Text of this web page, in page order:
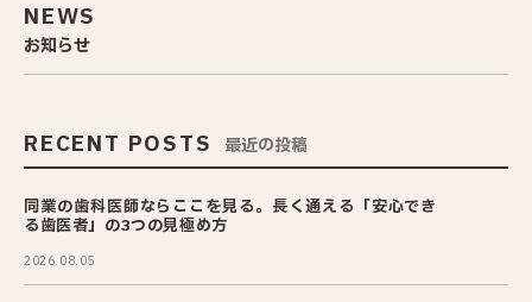
NEWS
お知らせ
RECENT POSTS 最近の投稿
同業の歯科医師ならここを見る。長く通える「安心でき
る歯医者」の3つの見極め方
2026.08.05